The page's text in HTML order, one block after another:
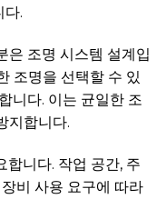
다.
은 조명 시스템 설계입
조명을 선택할 수 있
니다. 이는 균일한 조
지합니다.
합니다. 작업 공간, 주
비 사용 요구에 따라